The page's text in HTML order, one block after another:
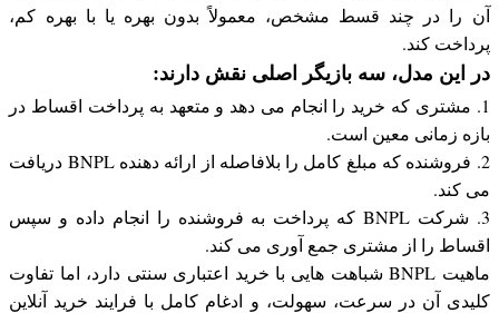
آن را در چند قسط مشخص، معمولاً بدون بهره یا با بهره کم،
پرداخت کند.
در این مدل، سه بازیگر اصلی نقش دارند:
1. مشتری که خرید را انجام می دهد و متعهد به پرداخت اقساط در
بازه زمانی معین است.
2. فروشنده که مبلغ کامل را بلافاصله از ارائه دهنده BNPL دریافت
می کند.
3. شرکت BNPL که پرداخت به فروشنده را انجام داده و سپس
اقساط را از مشتری جمع آوری می کند.
ماهیت BNPL شباهت هایی با خرید اعتباری سنتی دارد، اما تفاوت
کلیدی آن در سرعت، سهولت، و ادغام کامل با فرایند خرید آنلاین